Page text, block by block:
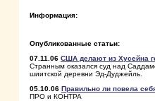
Информация:
Опубликованные статьи:
07.11.06 США делают из Хусейна
Странным оказался суд над
шиитской деревни Эд-Дуджейль.
05.10.06 Правильно ли повела
ПРО и КОНТРА